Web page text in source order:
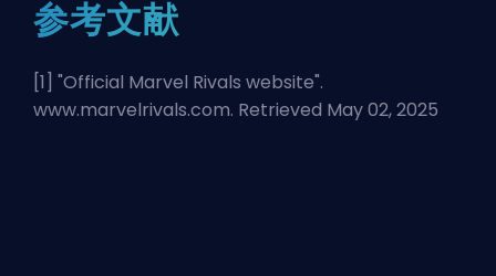
参考文献
[1] "Official Marvel Rivals website".
www.marvelrivals.com. Retrieved May 02, 2025